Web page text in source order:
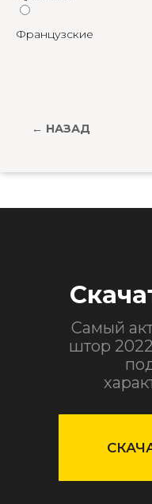
Французские
← НАЗАД
Самый
штор